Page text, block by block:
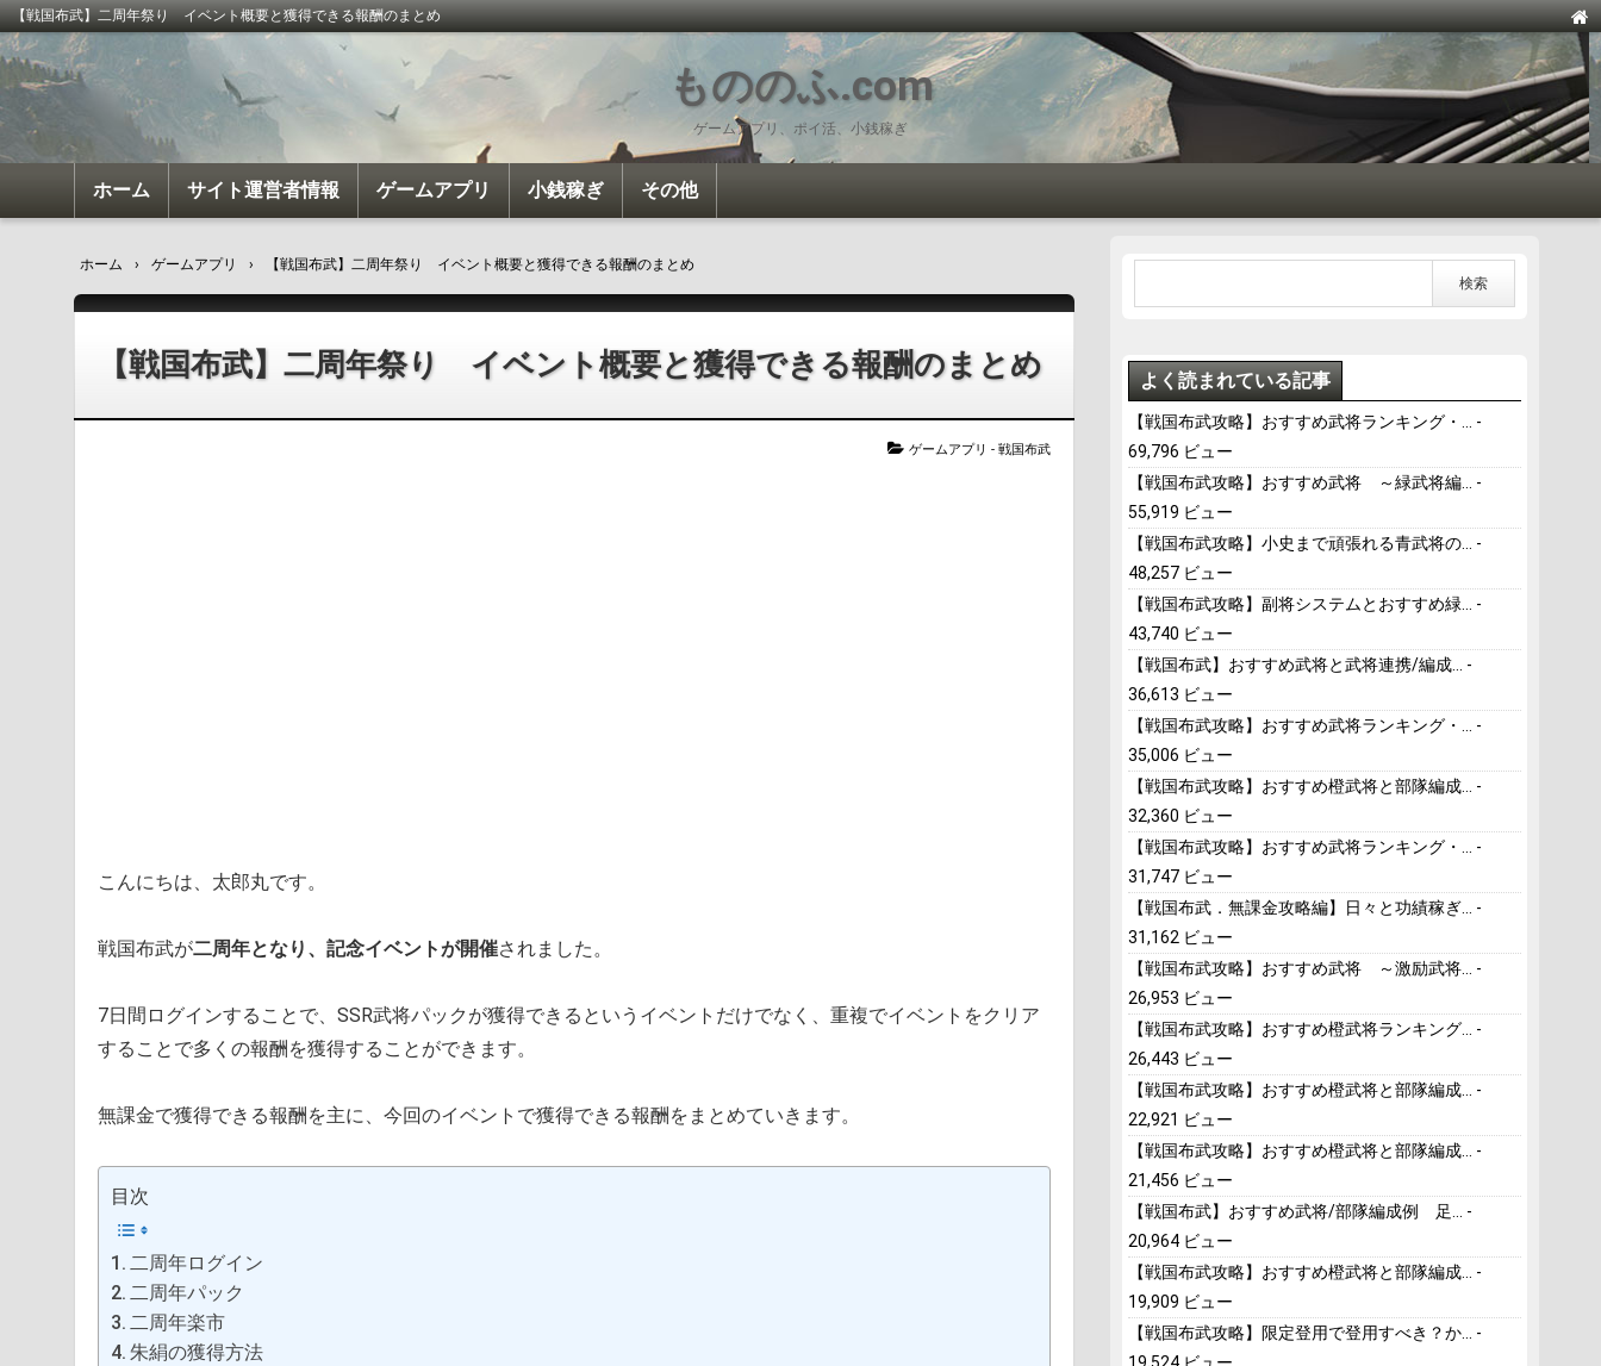
【戦国布武】二周年祭り イベント概要と獲得できる報酬のまとめ
もののふ.com
ゲームアプリ、ポイ活、小銭稼ぎ
ホーム サイト運営者情報 ゲームアプリ 小銭稼ぎ その他
ホーム › ゲームアプリ › 【戦国布武】二周年祭り イベント概要と獲得できる報酬のまとめ
【戦国布武】二周年祭り イベント概要と獲得できる報酬のまとめ
ゲームアプリ - 戦国布武
こんにちは、太郎丸です。
戦国布武が二周年となり、記念イベントが開催されました。
7日間ログインすることで、SSR武将パックが獲得できるというイベントだけでなく、重複でイベントをクリア
することで多くの報酬を獲得することができます。
無課金で獲得できる報酬を主に、今回のイベントで獲得できる報酬をまとめていきます。
目次
二周年ログイン
二周年パック
二周年楽市
朱絹の獲得方法
よく読まれている記事
【戦国布武攻略】おすすめ武将ランキング・...
-
69,796 ビュー
【戦国布武攻略】おすすめ武将 ～緑武将編...
-
55,919 ビュー
【戦国布武攻略】小史まで頑張れる青武将の...
-
48,257 ビュー
【戦国布武攻略】副将システムとおすすめ緑...
-
43,740 ビュー
【戦国布武】おすすめ武将と武将連携/編成...
-
36,613 ビュー
【戦国布武攻略】おすすめ武将ランキング・...
-
35,006 ビュー
【戦国布武攻略】おすすめ橙武将と部隊編成...
-
32,360 ビュー
【戦国布武攻略】おすすめ武将ランキング・...
-
31,747 ビュー
【戦国布武．無課金攻略編】日々と功績稼ぎ...
-
31,162 ビュー
【戦国布武攻略】おすすめ武将 ～激励武将...
-
26,953 ビュー
【戦国布武攻略】おすすめ橙武将ランキング...
-
26,443 ビュー
【戦国布武攻略】おすすめ橙武将と部隊編成...
-
22,921 ビュー
【戦国布武攻略】おすすめ橙武将と部隊編成...
-
21,456 ビュー
【戦国布武】おすすめ武将/部隊編成例 足...
-
20,964 ビュー
【戦国布武攻略】おすすめ橙武将と部隊編成...
-
19,909 ビュー
【戦国布武攻略】限定登用で登用すべき？か...
-